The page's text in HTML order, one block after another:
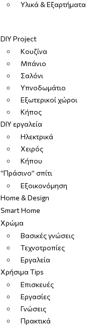
Υλικά & Εξαρτήματα
DIY Project
Κουζίνα
Μπάνιο
Σαλόνι
Υπνοδωμάτιο
Εξωτερικοί χώροι
Κήπος
DIY εργαλεία
Ηλεκτρικά
Χειρός
Κήπου
“Πράσινο” σπίτι
Εξοικονόμηση
Home & Design
Smart Home
Χρώμα
Βασικές γνώσεις
Τεχνοτροπίες
Εργαλεία
Χρήσιμα Tips
Επισκευές
Εργασίες
Γνώσεις
Πρακτικά